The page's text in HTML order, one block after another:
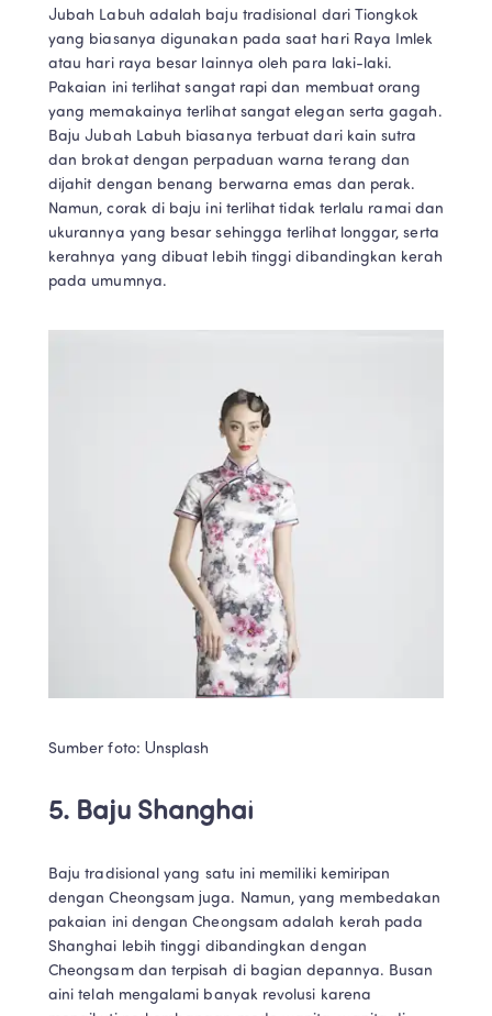
Jubah Labuh adalah baju tradisional dari Tiongkok
yang biasanya digunakan pada saat hari Raya Imlek
atau hari raya besar lainnya oleh para laki-laki.
Pakaian ini terlihat sangat rapi dan membuat orang
yang memakainya terlihat sangat elegan serta gagah.
Baju Jubah Labuh biasanya terbuat dari kain sutra
dan brokat dengan perpaduan warna terang dan
dijahit dengan benang berwarna emas dan perak.
Namun, corak di baju ini terlihat tidak terlalu ramai dan
ukurannya yang besar sehingga terlihat longgar, serta
kerahnya yang dibuat lebih tinggi dibandingkan kerah
pada umumnya.
Sumber foto: Unsplash
5. Baju Shanghai
Baju tradisional yang satu ini memiliki kemiripan
dengan Cheongsam juga. Namun, yang membedakan
pakaian ini dengan Cheongsam adalah kerah pada
Shanghai lebih tinggi dibandingkan dengan
Cheongsam dan terpisah di bagian depannya. Busan
aini telah mengalami banyak revolusi karena